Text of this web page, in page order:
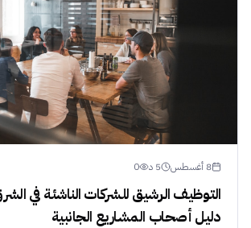
8 أغسطس 5 د 0
التوظيف الرشيق للشركات الناشئة في
دليل أصحاب المشاريع الجانبية